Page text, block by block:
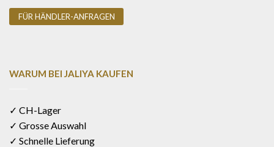
FÜR HÄNDLER-ANFRAGEN
WARUM BEI JALIYA KAUFEN
✓ CH-Lager
✓ Grosse Auswahl
✓ Schnelle Lieferung